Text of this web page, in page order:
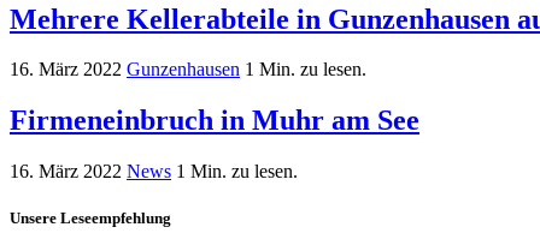
Mehrere Kellerabteile in Gunzenhausen
16. März 2022 Gunzenhausen 1 Min. zu lesen.
Firmeneinbruch in Muhr am See
16. März 2022 News 1 Min. zu lesen.
Unsere Leseempfehlung